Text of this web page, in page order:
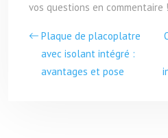
vos questions en commentaire !
Plaque de placoplatre
avec isolant intégré :
avantages et pose